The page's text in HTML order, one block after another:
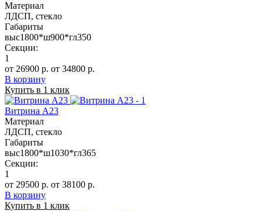
Материал
ЛДСП, стекло
Габариты
выс1800*ш900*гл350
Секции:
1
от 26900 р. от 34800 р.
В корзину
Купить в 1 клик
Витрина А23
Материал
ЛДСП, стекло
Габариты
выс1800*ш1030*гл365
Секции:
1
от 29500 р. от 38100 р.
В корзину
Купить в 1 клик